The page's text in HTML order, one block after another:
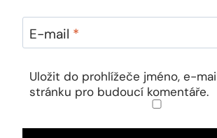
E-mail *
Uložit do prohlížeče jméno, e-
stránku pro budoucí komentáře.